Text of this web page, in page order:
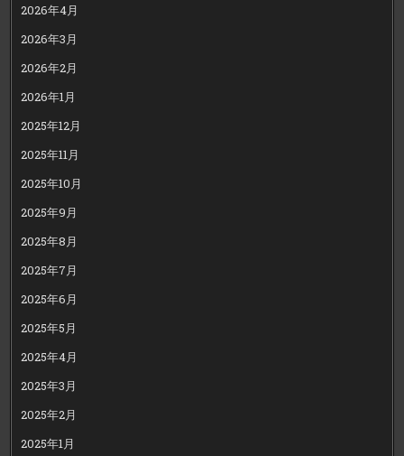
2026年4月
2026年3月
2026年2月
2026年1月
2025年12月
2025年11月
2025年10月
2025年9月
2025年8月
2025年7月
2025年6月
2025年5月
2025年4月
2025年3月
2025年2月
2025年1月